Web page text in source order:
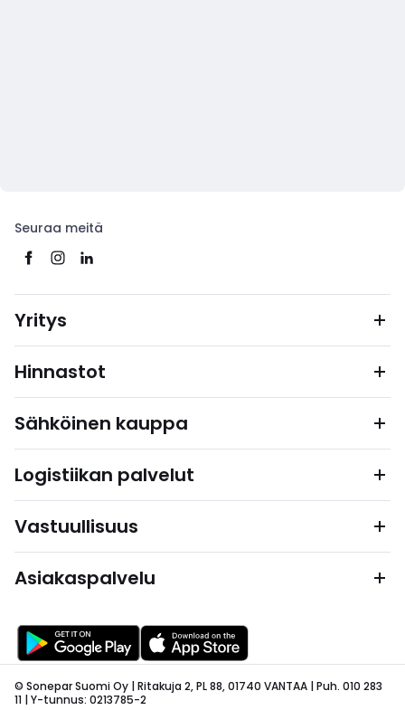
Seuraa meitä
Yritys
Hinnastot
Sähköinen kauppa
Logistiikan palvelut
Vastuullisuus
Asiakaspalvelu
© Sonepar Suomi Oy | Ritakuja 2, PL 88, 01740 VANTAA | Puh. 010 283
11 | Y-tunnus: 0213785-2